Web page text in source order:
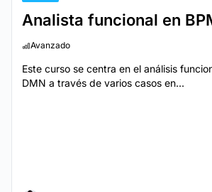
Analista funcional en
Avanzado
Este curso se centra en el análisis
DMN a través de varios casos en...